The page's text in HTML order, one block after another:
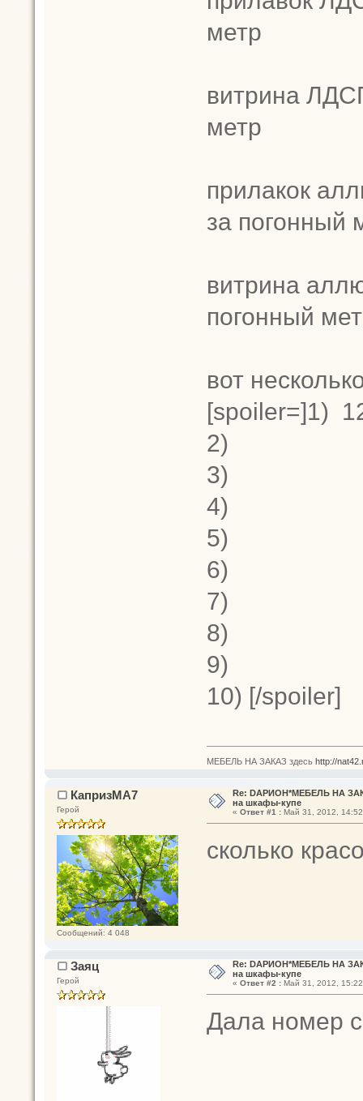
метр
витрина
метр
прилакок
за погонный
витрина
погонный
вот
[spoiler=]1)
2)
3)
4)
5)
6)
7)
8)
9)
10) [/spoiler]
МЕБЕЛЬ НА ЗАКАЗ здесь http://
КапризМА7
Герой
Сообщений: 4 048
Re: DАРИОН*МЕБЕЛЬ НА
на шкафы-купе
« Ответ #1 :Май 31, 2012,
сколько
Заяц
Герой
Re: DАРИОН*МЕБЕЛЬ НА
на шкафы-купе
« Ответ #2 :Май 31, 2012,
Дала номер